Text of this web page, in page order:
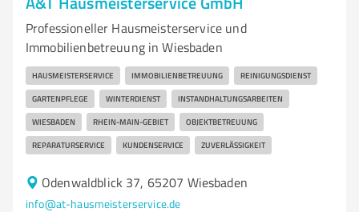
Professioneller Hausmeisterservice und
Immobilienbetreuung in Wiesbaden
HAUSMEISTERSERVICE IMMOBILIENBETREUUNG REINIGUNGSDIENST
GARTENPFLEGE WINTERDIENST INSTANDHALTUNGSARBEITEN
WIESBADEN RHEIN-MAIN-GEBIET OBJEKTBETREUUNG
REPARATURSERVICE KUNDENSERVICE ZUVERLÄSSIGKEIT
Odenwaldblick 37, 65207 Wiesbaden
info@at-hausmeisterservice.de